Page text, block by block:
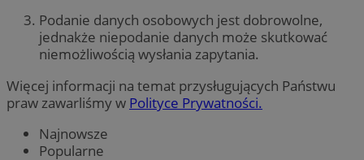
Podanie danych osobowych jest dobrowolne,
jednakże niepodanie danych może skutkować
niemożliwością wysłania zapytania.
Więcej informacji na temat przysługujących Państwu
praw zawarliśmy w Polityce Prywatności.
Najnowsze
Popularne